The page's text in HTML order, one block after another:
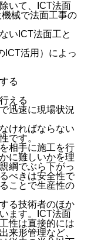
いて、ICT法面
械で法面工事の
いICT法面工と
ICT活用）によっ
る
える
迅速に現場状況
ければならない
です。
相手に施工を行
に難しいかを理
綱でぶら下がっ
べきは安全性で
ことで生産性の
る技術者のほか
ます。ICT法面
性は直接的には
来形管理など、